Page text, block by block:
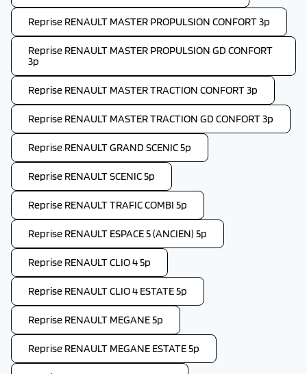
Reprise RENAULT MASTER PROPULSION CONFORT 3p
Reprise RENAULT MASTER PROPULSION GD CONFORT
3p
Reprise RENAULT MASTER TRACTION CONFORT 3p
Reprise RENAULT MASTER TRACTION GD CONFORT 3p
Reprise RENAULT GRAND SCENIC 5p
Reprise RENAULT SCENIC 5p
Reprise RENAULT TRAFIC COMBI 5p
Reprise RENAULT ESPACE 5 (ANCIEN) 5p
Reprise RENAULT CLIO 4 5p
Reprise RENAULT CLIO 4 ESTATE 5p
Reprise RENAULT MEGANE 5p
Reprise RENAULT MEGANE ESTATE 5p